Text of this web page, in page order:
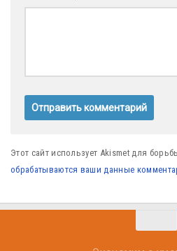
Этот сайт использует Akismet для
обрабатываются ваши данные